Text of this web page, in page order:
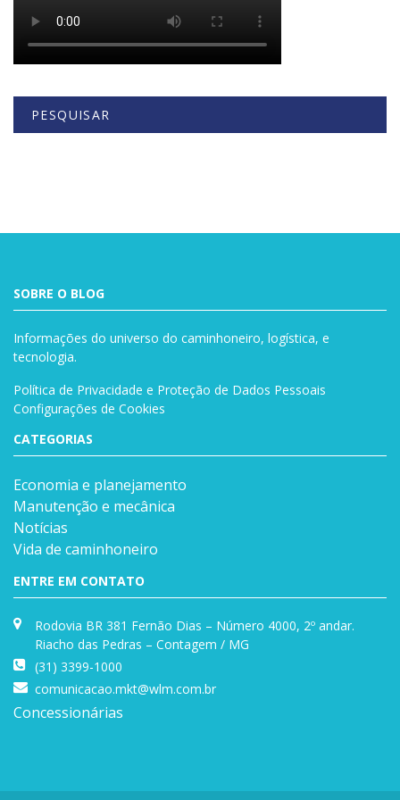
PESQUISAR
SOBRE O BLOG
Informações do universo do caminhoneiro, logística, e
tecnologia.
Política de Privacidade e Proteção de Dados Pessoais
Configurações de Cookies
CATEGORIAS
Economia e planejamento
Manutenção e mecânica
Notícias
Vida de caminhoneiro
ENTRE EM CONTATO
Rodovia BR 381 Fernão Dias – Número 4000, 2º andar.
Riacho das Pedras – Contagem / MG
(31) 3399-1000
comunicacao.mkt@wlm.com.br
Concessionárias